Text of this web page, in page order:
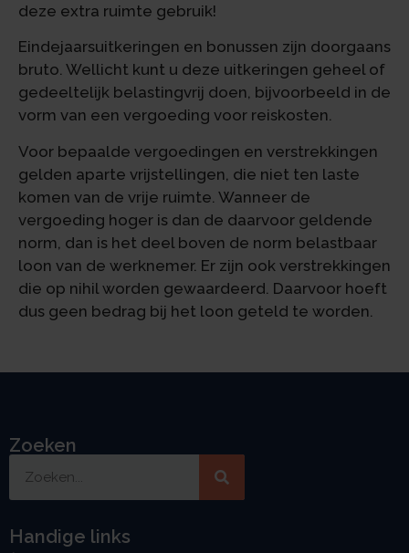
deze extra ruimte gebruik!
Eindejaarsuitkeringen en bonussen zijn doorgaans
bruto. Wellicht kunt u deze uitkeringen geheel of
gedeeltelijk belastingvrij doen, bijvoorbeeld in de
vorm van een vergoeding voor reiskosten.
Voor bepaalde vergoedingen en verstrekkingen
gelden aparte vrijstellingen, die niet ten laste
komen van de vrije ruimte. Wanneer de
vergoeding hoger is dan de daarvoor geldende
norm, dan is het deel boven de norm belastbaar
loon van de werknemer. Er zijn ook verstrekkingen
die op nihil worden gewaardeerd. Daarvoor hoeft
dus geen bedrag bij het loon geteld te worden.
Zoeken
Handige links